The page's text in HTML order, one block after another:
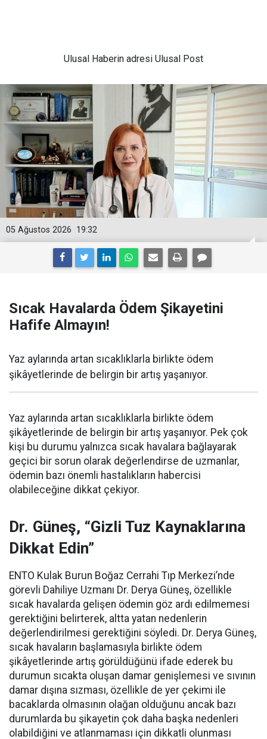
Ulusal Haberin adresi Ulusal Post
19:32
05 Ağustos 2026
Sıcak Havalarda Ödem Şikayetini
Hafife Almayın!
Yaz aylarında artan sıcaklıklarla birlikte ödem
şikâyetlerinde de belirgin bir artış yaşanıyor.
Yaz aylarında artan sıcaklıklarla birlikte ödem
şikâyetlerinde de belirgin bir artış yaşanıyor. Pek çok
kişi bu durumu yalnızca sıcak havalara bağlayarak
geçici bir sorun olarak değerlendirse de uzmanlar,
ödemin bazı önemli hastalıkların habercisi
olabileceğine dikkat çekiyor.
Dr. Güneş, “Gizli Tuz Kaynaklarına
Dikkat Edin”
ENTO Kulak Burun Boğaz Cerrahi Tıp Merkezi’nde
görevli Dahiliye Uzmanı Dr. Derya Güneş, özellikle
sıcak havalarda gelişen ödemin göz ardı edilmemesi
gerektiğini belirterek, altta yatan nedenlerin
değerlendirilmesi gerektiğini söyledi. Dr. Derya Güneş,
sıcak havaların başlamasıyla birlikte ödem
şikâyetlerinde artış görüldüğünü ifade ederek bu
durumun sıcakta oluşan damar genişlemesi ve sıvının
damar dışına sızması, özellikle de yer çekimi ile
bacaklarda olmasının olağan olduğunu ancak bazı
durumlarda bu şikayetin çok daha başka nedenleri
olabildiğini ve atlanmaması için dikkatli olunması